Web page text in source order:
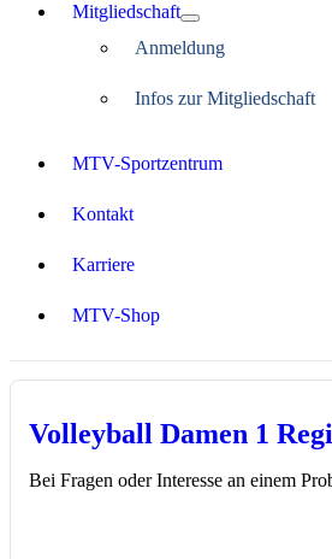
Mitgliedschaft
Anmeldung
Infos zur Mitgliedschaft
MTV-Sportzentrum
Kontakt
Karriere
MTV-Shop
Volleyball Damen 1
Bei Fragen oder Interesse an einem